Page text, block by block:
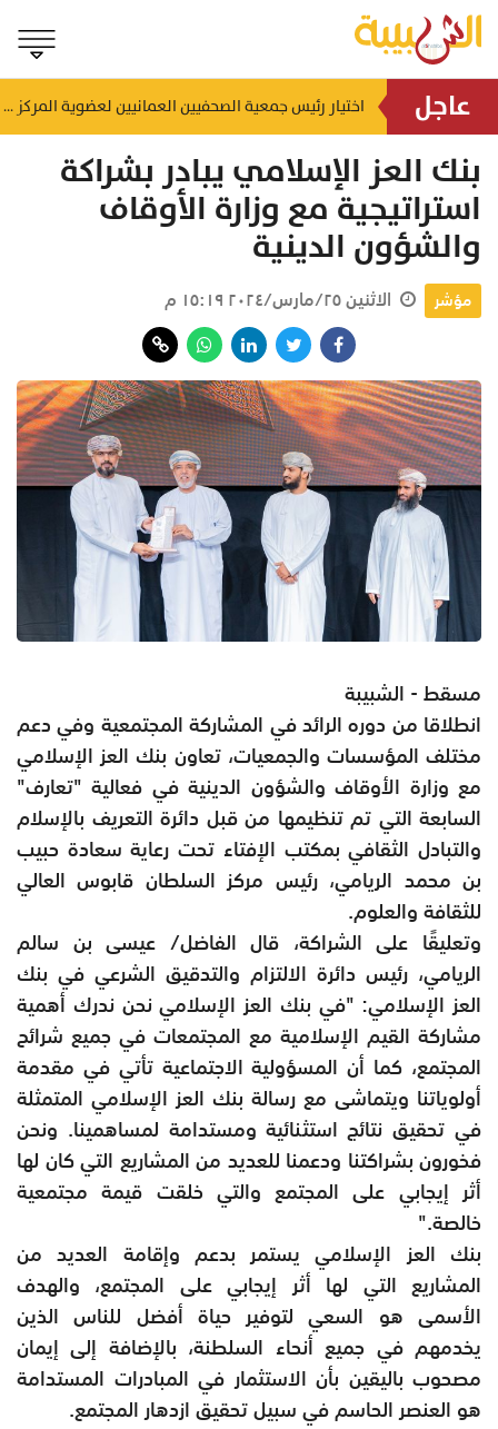
عاجل إنجاز بحري جديد.. القبطان محمد البوسعيدي أول عُماني يقود ناقلة منتجات نفطية متوسطة المدى منذ ١٣ ساعة اختيار رئيس جمعية الصحفيين العمانيين لعضوية المركز الدولي لمكافحة التضليل (ICCMD)
بنك العز الإسلامي يبادر بشراكة
استراتيجية مع وزارة الأوقاف
والشؤون الدينية
مؤشر الاثنين ٢٥/مارس/٢٠٢٤ ١٥:١٩ م
مسقط - الشبيبة
انطلاقا من دوره الرائد في المشاركة المجتمعية وفي دعم
مختلف المؤسسات والجمعيات، تعاون بنك العز الإسلامي
مع وزارة الأوقاف والشؤون الدينية في فعالية "تعارف"
السابعة التي تم تنظيمها من قبل دائرة التعريف بالإسلام
والتبادل الثقافي بمكتب الإفتاء تحت رعاية سعادة حبيب
بن محمد الريامي، رئيس مركز السلطان قابوس العالي
للثقافة والعلوم.
وتعليقًا على الشراكة، قال الفاضل/ عيسى بن سالم
الريامي، رئيس دائرة الالتزام والتدقيق الشرعي في بنك
العز الإسلامي: "في بنك العز الإسلامي نحن ندرك أهمية
مشاركة القيم الإسلامية مع المجتمعات في جميع شرائح
المجتمع، كما أن المسؤولية الاجتماعية تأتي في مقدمة
أولوياتنا ويتماشى مع رسالة بنك العز الإسلامي المتمثلة
في تحقيق نتائج استثنائية ومستدامة لمساهمينا. ونحن
فخورون بشراكتنا ودعمنا للعديد من المشاريع التي كان لها
أثر إيجابي على المجتمع والتي خلقت قيمة مجتمعية
خالصة."
بنك العز الإسلامي يستمر بدعم وإقامة العديد من
المشاريع التي لها أثر إيجابي على المجتمع، والهدف
الأسمى هو السعي لتوفير حياة أفضل للناس الذين
يخدمهم في جميع أنحاء السلطنة، بالإضافة إلى إيمان
مصحوب باليقين بأن الاستثمار في المبادرات المستدامة
هو العنصر الحاسم في سبيل تحقيق ازدهار المجتمع.